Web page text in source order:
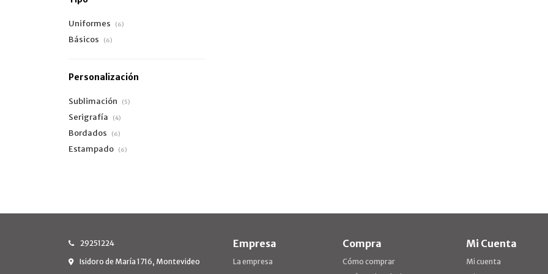
Uniformes (6)
Básicos (6)
Personalización
Sublimación (5)
Serigrafía (4)
Bordados (6)
Estampado (6)
29251224
Isidoro de María 1716, Montevideo
Empresa
La empresa
Compra
Cómo comprar
Mi Cuenta
Mi cuenta